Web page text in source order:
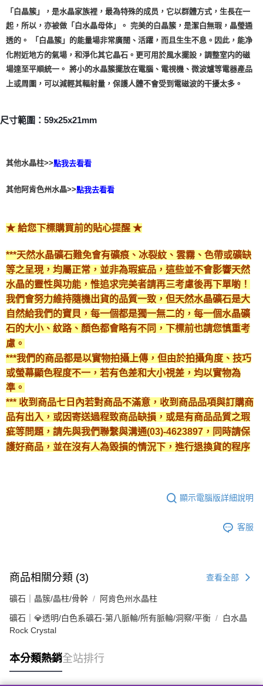
「白晶簇」，是水晶家族裡，最為特殊的成员，它以群體方式，生長在一
起，所以，亦被做「白水晶母体」。 完美的白晶簇，是潔白無瑕，晶瑩通
透的。 「白晶簇」的能量場非常廣闊、活躍，而且生生不息。因此，能净
化附近地方的氣場，和淨化其它晶石。更可用於風水擺設，調整室内的磁
場達至平順統一。 將小的水晶簇擺放在電腦、電視機、微波爐等電器產品
上或周圍，可以減輕其輻射量，保護人體不會受到電磁波的干擾太多。
尺寸範圍：59x25x21mm
其他水晶柱>>點我去看看
其他阿肯色州水晶>>點我去看看
★ 給您下標購買前的貼心提醒 ★
***天然水晶礦石難免會有礦痕、冰裂紋、雲霧、色帶或礦缺
等之呈現，均屬正常，並非為瑕疵品，這些並不會影響天然
水晶的靈性與功能，惟追求完美者請再三考慮後再下單喲！
我們會努力維持隨機出貨的品質一致，但天然水晶礦石是大
自然給我們的寶貝，每一個都是獨一無二的，每一個水晶礦
石的大小、紋路、顏色都會略有不同，下標前也請您慎重考
慮。
***我們的商品都是以實物拍攝上傳，但由於拍攝角度、技巧
或螢幕顯色程度不一，若有色差和大小視差，均以實物為
準。
*** 收到商品七日內若對商品不滿意，收到商品品項與訂購商
品有出入，或因寄送過程致商品缺損，或是有商品品質之瑕
疵等問題，請先與我們聯繫與溝通(03)-4623897，同時請保
護好商品，並在沒有人為毀損的情況下，進行退換貨的程序
顯示電腦版詳細說明
客服
商品相關分類 (3) 查看全部
礦石｜晶簇/晶柱/骨幹 阿肯色州水晶柱
礦石｜💎透明/白色系礦石-第八脈輪/所有脈輪/洞察/平衡
白水晶
Rock Crystal
本分類熱銷全站排行